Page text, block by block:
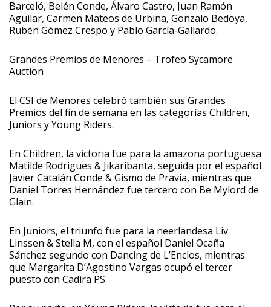
Barceló, Belén Conde, Álvaro Castro, Juan Ramón
Aguilar, Carmen Mateos de Urbina, Gonzalo Bedoya,
Rubén Gómez Crespo y Pablo García-Gallardo.
Grandes Premios de Menores – Trofeo Sycamore
Auction
El CSI de Menores celebró también sus Grandes
Premios del fin de semana en las categorías Children,
Juniors y Young Riders.
En Children, la victoria fue para la amazona portuguesa
Matilde Rodrigues & Jikaribanta, seguida por el español
Javier Catalán Conde & Gismo de Pravia, mientras que
Daniel Torres Hernández fue tercero con Be Mylord de
Glain.
En Juniors, el triunfo fue para la neerlandesa Liv
Linssen & Stella M, con el español Daniel Ocaña
Sánchez segundo con Dancing de L’Enclos, mientras
que Margarita D’Agostino Vargas ocupó el tercer
puesto con Cadira PS.